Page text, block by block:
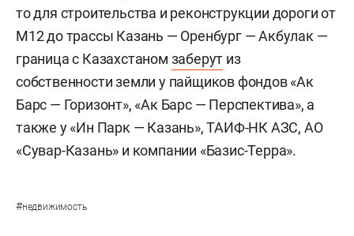
то для строительства и реконструкции дороги от
М12 до трассы Казань — Оренбург — Акбулак —
граница с Казахстаном заберут из
собственности земли у пайщиков фондов «Ак
Барс — Горизонт», «Ак Барс — Перспектива», а
также у «Ин Парк — Казань», ТАИФ-НК АЗС, АО
«Сувар-Казань» и компании «Базис-Терра».
#недвижимость